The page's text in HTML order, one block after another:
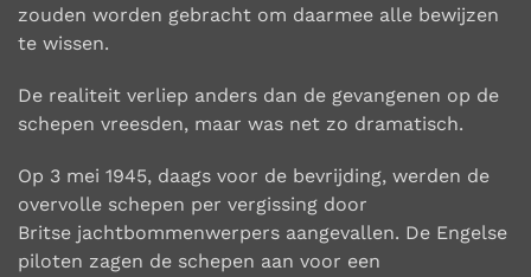
zouden worden gebracht om daarmee alle bewijzen
te wissen.
De realiteit verliep anders dan de gevangenen op de
schepen vreesden, maar was net zo dramatisch.
Op 3 mei 1945, daags voor de bevrijding, werden de
overvolle schepen per vergissing door
Britse jachtbommenwerpers aangevallen. De Engelse
piloten zagen de schepen aan voor een